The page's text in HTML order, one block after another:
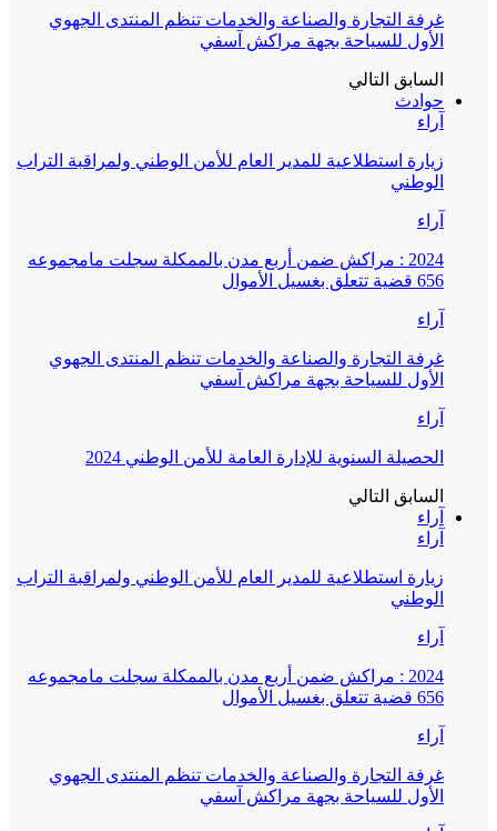
غرفة التجارة والصناعة والخدمات تنظم المنتدى الجهوي
الأول للسياحة بجهة مراكش آسفي
السابق التالي
حوادث
آراء
زيارة استطلاعية للمدير العام للأمن الوطني ولمراقبة التراب
الوطني
آراء
2024 : مراكش ضمن أربع مدن بالممكلة سجلت مامجموعه
656 قضية تتعلق بغسيل الأموال
آراء
غرفة التجارة والصناعة والخدمات تنظم المنتدى الجهوي
الأول للسياحة بجهة مراكش آسفي
آراء
الحصيلة السنوية للإدارة العامة للأمن الوطني 2024
السابق التالي
آراء
آراء
زيارة استطلاعية للمدير العام للأمن الوطني ولمراقبة التراب
الوطني
آراء
2024 : مراكش ضمن أربع مدن بالممكلة سجلت مامجموعه
656 قضية تتعلق بغسيل الأموال
آراء
غرفة التجارة والصناعة والخدمات تنظم المنتدى الجهوي
الأول للسياحة بجهة مراكش آسفي